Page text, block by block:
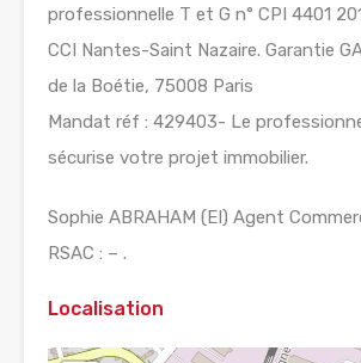
professionnelle T et G n° CPI 4401
CCI Nantes-Saint Nazaire. Garantie
de la Boétie, 75008 Paris
Mandat réf : 429403- Le
sécurise votre projet immobilier.
Sophie ABRAHAM (EI) Agent
RSAC : – .
Localisation